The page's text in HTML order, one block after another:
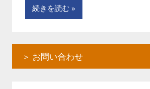
続きを読む
＞ お問い合わせ